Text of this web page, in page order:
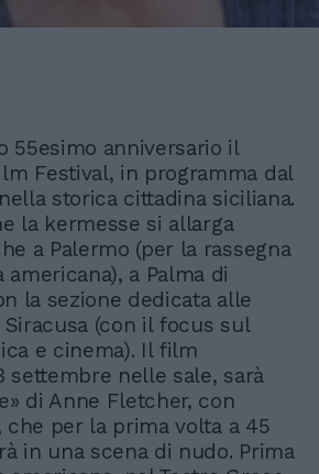
55esimo anniversario il
Festival, in programma dal
storica cittadina siciliana.
la kermesse si allarga
a Palermo (per la rassegna
a Palma di
la sezione dedicata alle
(con il focus sul
e cinema). Il film
settembre nelle sale, sarà
di Anne Fletcher, con
che per la prima volta a 45
in una scena di nudo. Prima